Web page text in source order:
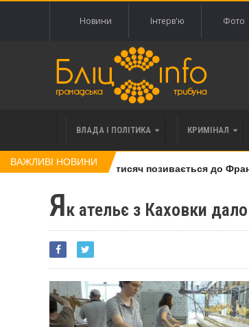
Новини Інтерв'ю Фото
ВЛАДА І ПОЛІТИКА КРИМІНАЛ
ВАЖЛИВІ НОВИНИ
вимоги за 120 тисяч позивається до
Як ательє з Каховки